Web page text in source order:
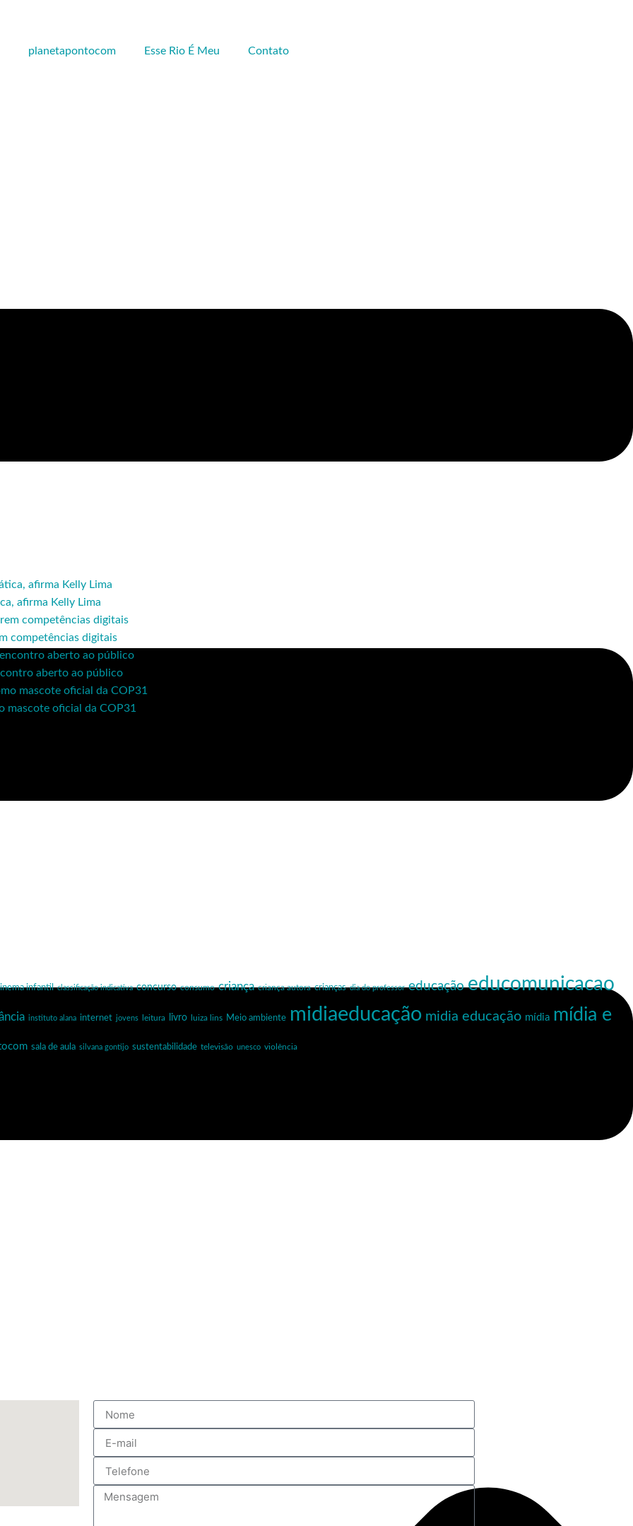
planetapontocom Esse Rio É Meu Contato
afirma Kelly Lima
competências digitais
aberto ao público
mascote oficial da COP31
infantil classificação indicativa concurso consumo criança criança autora crianças dia do professor educação educomunicacao
instituto alana internet jovens leitura livro luiza lins Meio ambiente midiaeducação midia educação mídia mídia e
sala de aula silvana gontijo sustentabilidade televisão unesco violência